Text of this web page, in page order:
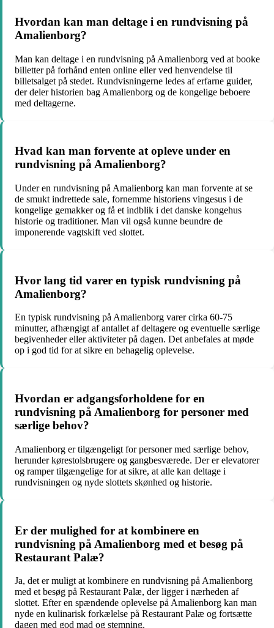
Hvordan kan man deltage i en rundvisning på
Amalienborg?
Man kan deltage i en rundvisning på Amalienborg ved at booke
billetter på forhånd enten online eller ved henvendelse til
billetsalget på stedet. Rundvisningerne ledes af erfarne guider,
der deler historien bag Amalienborg og de kongelige beboere
med deltagerne.
Hvad kan man forvente at opleve under en
rundvisning på Amalienborg?
Under en rundvisning på Amalienborg kan man forvente at se
de smukt indrettede sale, fornemme historiens vingesus i de
kongelige gemakker og få et indblik i det danske kongehus
historie og traditioner. Man vil også kunne beundre de
imponerende vagtskift ved slottet.
Hvor lang tid varer en typisk rundvisning på
Amalienborg?
En typisk rundvisning på Amalienborg varer cirka 60-75
minutter, afhængigt af antallet af deltagere og eventuelle særlige
begivenheder eller aktiviteter på dagen. Det anbefales at møde
op i god tid for at sikre en behagelig oplevelse.
Hvordan er adgangsforholdene for en
rundvisning på Amalienborg for personer med
særlige behov?
Amalienborg er tilgængeligt for personer med særlige behov,
herunder kørestolsbrugere og gangbesværede. Der er elevatorer
og ramper tilgængelige for at sikre, at alle kan deltage i
rundvisningen og nyde slottets skønhed og historie.
Er der mulighed for at kombinere en
rundvisning på Amalienborg med et besøg på
Restaurant Palæ?
Ja, det er muligt at kombinere en rundvisning på Amalienborg
med et besøg på Restaurant Palæ, der ligger i nærheden af
slottet. Efter en spændende oplevelse på Amalienborg kan man
nyde en kulinarisk forkælelse på Restaurant Palæ og fortsætte
dagen med god mad og stemning.